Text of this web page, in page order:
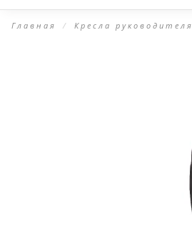
Главная Кресла руководителя